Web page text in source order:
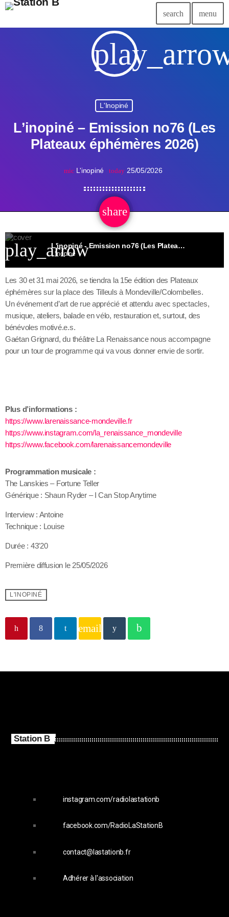
search menu
L'Inopiné
L’inopiné – Emission no76 (Les
Plateaux éphémères 2026)
mic L'inopiné today 25/05/2026
share
email
play_arrow L'inopiné - Emission no76 (Les Plateaux éphémères 2026)
L'inopiné
Les 30 et 31 mai 2026, se tiendra la 15e édition des Plateaux
éphémères sur la place des Tilleuls à Mondeville/Colombelles.
Un événement d’art de rue apprécié et attendu avec spectacles,
musique, ateliers, balade en vélo, restauration et, surtout, des
bénévoles motivé.e.s.
Gaétan Grignard, du théâtre La Renaissance nous accompagne
pour un tour de programme qui va vous donner envie de sortir.
Plus d’informations :
https://www.larenaissance-mondeville.fr
https://www.instagram.com/la_renaissance_mondeville
https://www.facebook.com/larenaissancemondeville
Programmation musicale :
The Lanskies – Fortune Teller
Générique : Shaun Ryder – I Can Stop Anytime
Interview : Antoine
Technique : Louise
Durée : 43’20
Première diffusion le 25/05/2026
L'INOPINÉ
email
Station B
instagram.com/radiolastationb
facebook.com/RadioLaStationB
contact@lastationb.fr
Adhérer à l'association